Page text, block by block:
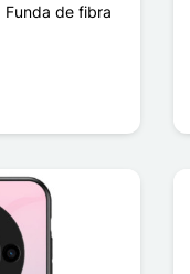
de fibra